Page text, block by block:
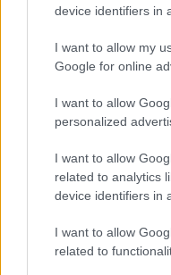
device identifiers in
I want to allow my
Google for online
I want to allow
personalized
I want to allow
related to analytics
device identifiers in
I want to allow
related to